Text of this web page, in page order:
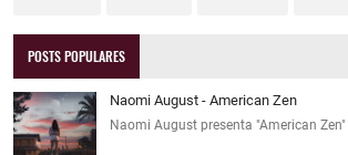
POSTS POPULARES
Naomi August - American Zen
Naomi August presenta "American